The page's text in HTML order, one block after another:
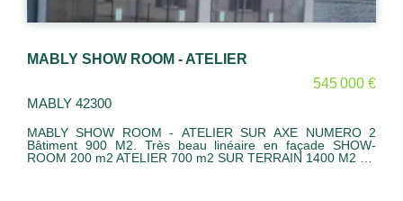
MABLY SHOW ROOM - ATELIER
545 000 €
MABLY 42300
MABLY SHOW ROOM - ATELIER SUR AXE NUMERO 2
Bâtiment 900 M2. Très beau linéaire en façade SHOW-
ROOM 200 m2 ATELIER 700 m2 SUR TERRAIN 1400 M2 ET